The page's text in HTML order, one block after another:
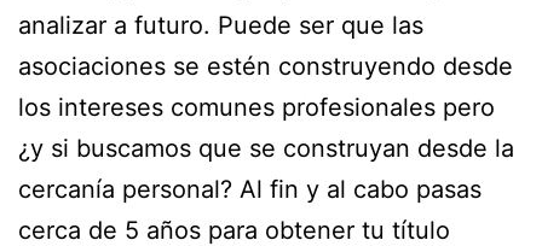
analizar a futuro. Puede ser que las
asociaciones se estén construyendo desde
los intereses comunes profesionales pero
¿y si buscamos que se construyan desde la
cercanía personal? Al fin y al cabo pasas
cerca de 5 años para obtener tu título